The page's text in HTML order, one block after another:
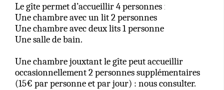
Le gîte permet d’accueillir 4 personnes :
Une chambre avec un lit 2 personnes
Une chambre avec deux lits 1 personne
Une salle de bain.
Une chambre jouxtant le gîte peut accueillir
occasionnellement 2 personnes supplémentaires
(15€ par personne et par jour) : nous consulter.